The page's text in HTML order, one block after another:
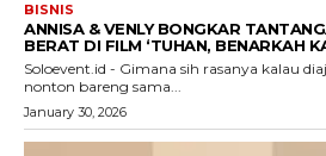
BISNIS
ANNISA & VENLY BONGKAR
BERAT DI FILM ‘TUHAN, BENARKAH
Soloevent.id - Gimana sih rasanya kalau
nonton bareng sama...
January 30, 2026